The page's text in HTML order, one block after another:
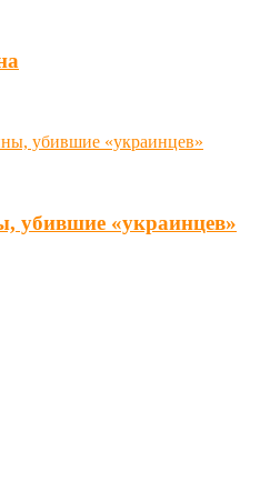
убившие «украинцев»